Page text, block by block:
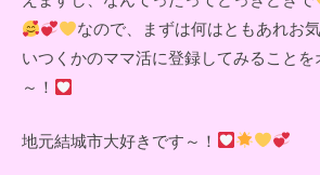
なので、まずは何はともあれお
いつくかのママ活に登録してみること
～！
地元結城市大好きです～！